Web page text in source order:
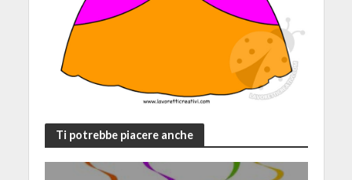
Ti potrebbe piacere anche